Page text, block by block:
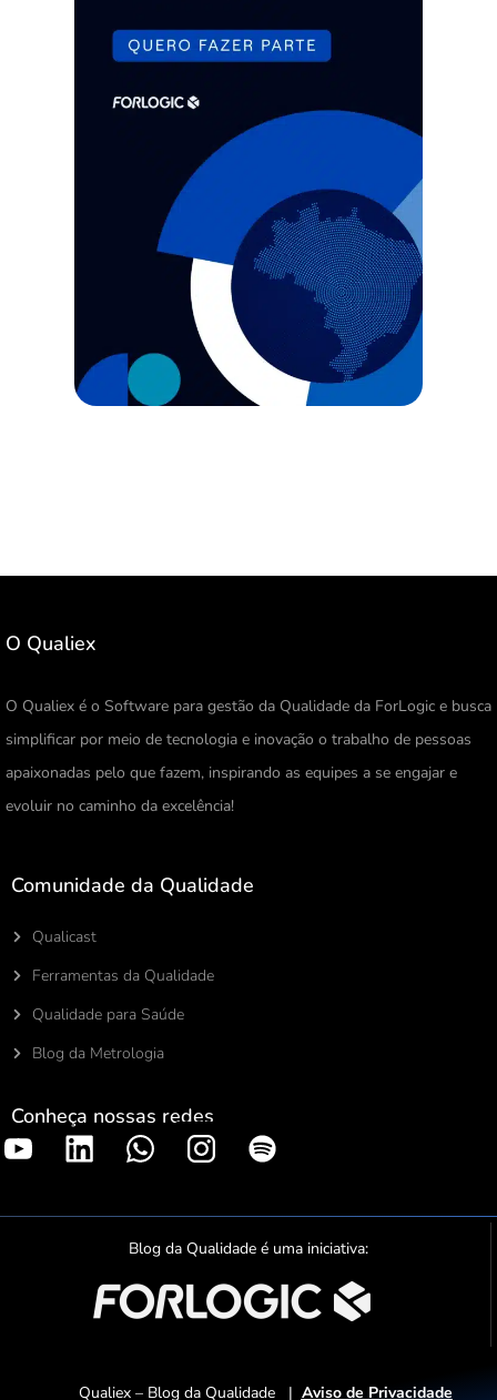
O Qualiex
O Qualiex é o Software para gestão da Qualidade da ForLogic e busca
simplificar por meio de tecnologia e inovação o trabalho de pessoas
apaixonadas pelo que fazem, inspirando as equipes a se engajar e
evoluir no caminho da excelência!
Comunidade da Qualidade
Qualicast
Ferramentas da Qualidade
Qualidade para Saúde
Blog da Metrologia
Conheça nossas redes
S
o
t
f
y
Blog da Qualidade é uma iniciativa:
Qualiex – Blog da Qualidade | Aviso de Privacidade